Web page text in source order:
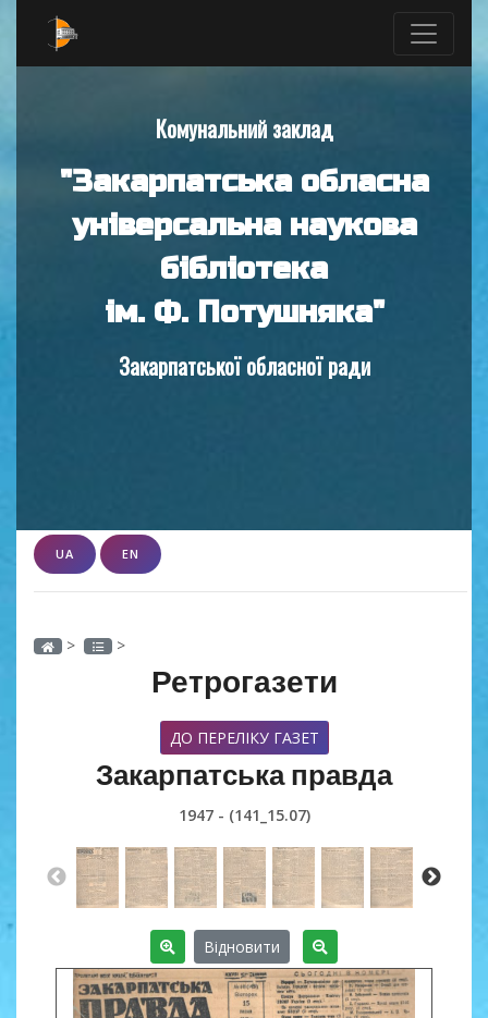
Комунальний заклад
"Закарпатська обласна
універсальна наукова
бібліотека
ім. Ф. Потушняка"
Закарпатської обласної ради
UA EN
> >
Ретрогазети
ДО ПЕРЕЛІКУ ГАЗЕТ
Закарпатська правда
1947 - (141_15.07)
Відновити